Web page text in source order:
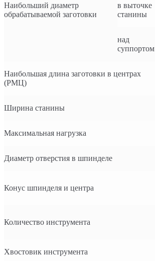
Наибольший диаметр
обрабатываемой заготовки
в выточке
станины
над
суппортом
Наибольшая длина заготовки в центрах
(РМЦ)
Ширина станины
Максимальная нагрузка
Диаметр отверстия в шпинделе
Конус шпинделя и центра
Количество инструмента
Хвостовик инструмента